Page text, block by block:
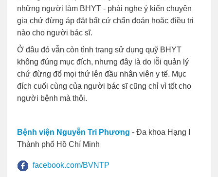
những người làm BHYT - phải nghe ý kiến chuyên
gia chứ đừng áp đặt bất cứ chẩn đoán hoặc điều trị
nào cho người bác sĩ.
Ở đâu đó vẫn còn tình trạng sử dụng quỹ BHYT
không đúng mục đích, nhưng đây là do lỗi quản lý
chứ đừng đổ mọi thứ lên đầu nhân viên y tế. Mục
đích cuối cùng của người bác sĩ cũng chỉ vì tốt cho
người bệnh mà thôi.
Bệnh viện Nguyễn Tri Phương - Đa khoa Hạng I
Thành phố Hồ Chí Minh
facebook.com/BVNTP